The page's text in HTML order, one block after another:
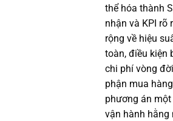
thể hóa thành
nhận và KPI rõ
rộng về hiệu
toàn, điều kiện
chi phí vòng
phận mua
phương án
vận hành hằng